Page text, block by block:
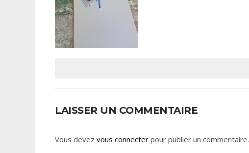
LAISSER UN COMMENTAIRE
Vous devez vous connecter pour publier un commentaire.